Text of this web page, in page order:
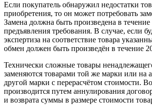
Если покупатель обнаружил недостатки
приобретения, то он может потребовать
Замена должна быть произведена в
предъявления требования. В случае, если
экспертиза на соответствие товара
обмен должен быть произведён в течение
Технически сложные товары
заменяются товарами той же марки или на
другой марки с перерасчётом стоимости.
производится путем аннулирования
и возврата суммы в размере стоимости